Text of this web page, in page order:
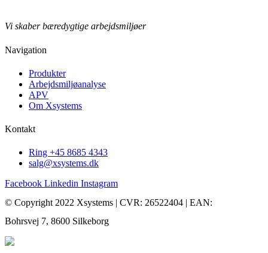
Vi skaber bæredygtige arbejdsmiljøer
Navigation
Produkter
Arbejdsmiljøanalyse
APV
Om Xsystems
Kontakt
Ring +45 8685 4343
salg@xsystems.dk
Facebook Linkedin Instagram
© Copyright 2022 Xsystems | CVR: 26522404 | EAN:
Bohrsvej 7, 8600 Silkeborg